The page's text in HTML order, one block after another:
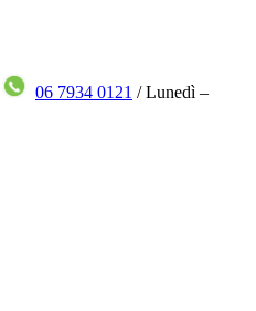
06 7934 0121 / Lunedì –